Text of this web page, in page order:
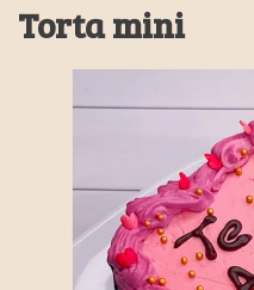
Torta mini